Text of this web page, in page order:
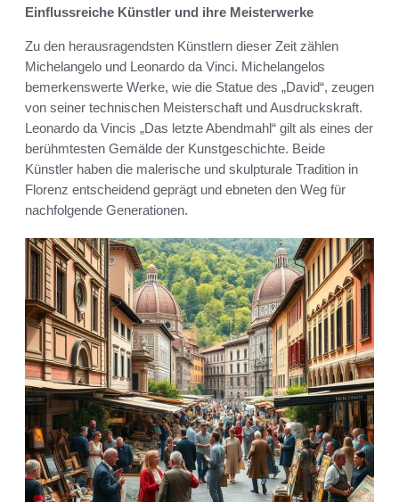
Einflussreiche Künstler und ihre Meisterwerke
Zu den herausragendsten Künstlern dieser Zeit zählen
Michelangelo und Leonardo da Vinci. Michelangelos
bemerkenswerte Werke, wie die Statue des „David“, zeugen
von seiner technischen Meisterschaft und Ausdruckskraft.
Leonardo da Vincis „Das letzte Abendmahl“ gilt als eines der
berühmtesten Gemälde der Kunstgeschichte. Beide
Künstler haben die malerische und skulpturale Tradition in
Florenz entscheidend geprägt und ebneten den Weg für
nachfolgende Generationen.